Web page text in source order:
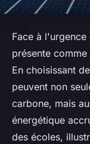
Face à
présente
En choisissant
peuvent non
carbone, mais
énergétique
des écoles,